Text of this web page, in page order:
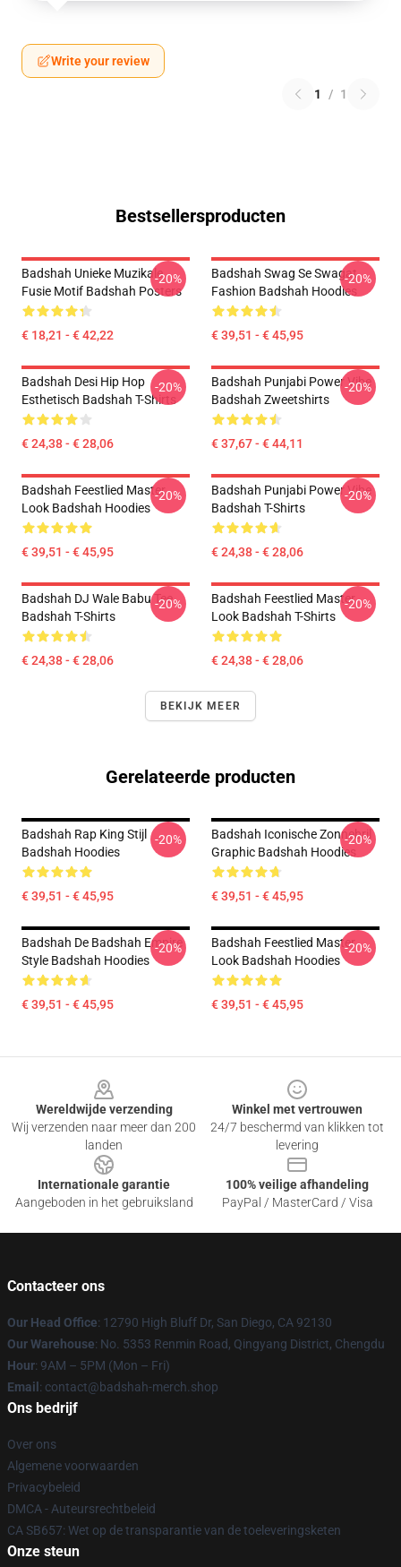
Write your review
1 / 1
Bestsellersproducten
Badshah Unieke Muzikale
Fusie Motif Badshah Posters
€ 18,21 - € 42,22
-20%
Badshah Swag Se Swagat
Fashion Badshah Hoodies
€ 39,51 - € 45,95
-20%
Badshah Desi Hip Hop
Esthetisch Badshah T-Shirts
€ 24,38 - € 28,06
-20%
Badshah Punjabi Power Vibe
Badshah Zweetshirts
€ 37,67 - € 44,11
-20%
Badshah Feestlied Master
Look Badshah Hoodies
€ 39,51 - € 45,95
-20%
Badshah Punjabi Power Vibe
Badshah T-Shirts
€ 24,38 - € 28,06
-20%
Badshah DJ Wale Babu Tee
Badshah T-Shirts
€ 24,38 - € 28,06
-20%
Badshah Feestlied Master
Look Badshah T-Shirts
€ 24,38 - € 28,06
-20%
BEKIJK MEER
Gerelateerde producten
Badshah Rap King Stijl
Badshah Hoodies
€ 39,51 - € 45,95
-20%
Badshah Iconische Zonnebril
Graphic Badshah Hoodies
€ 39,51 - € 45,95
-20%
Badshah De Badshah Empire
Style Badshah Hoodies
€ 39,51 - € 45,95
-20%
Badshah Feestlied Master
Look Badshah Hoodies
€ 39,51 - € 45,95
-20%
Wereldwijde verzending
Wij verzenden naar meer dan 200
landen
Winkel met vertrouwen
24/7 beschermd van klikken tot
levering
Internationale garantie
Aangeboden in het gebruiksland
100% veilige afhandeling
PayPal / MasterCard / Visa
Contacteer ons
Our Head Office: 12790 High Bluff Dr, San Diego, CA 92130
Our Warehouse: No. 5353 Renmin Road, Qingyang District, Chengdu
Hour: 9AM – 5PM (Mon – Fri)
Email : contact@badshah-merch.shop
Ons bedrijf
Over ons
Algemene voorwaarden
Privacybeleid
DMCA - Auteursrechtbeleid
CA SB657: Wet op de transparantie van de toeleveringsketen
Onze steun